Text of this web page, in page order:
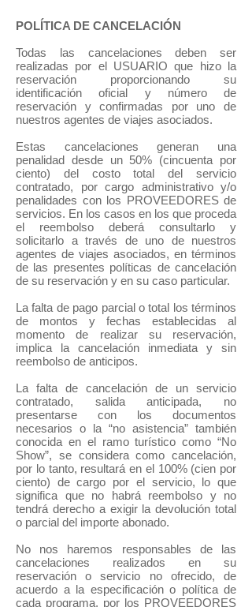
POLÍTICA DE CANCELACIÓN
Todas las cancelaciones deben ser
realizadas por el USUARIO que hizo la
reservación proporcionando su
identificación oficial y número de
reservación y confirmadas por uno de
nuestros agentes de viajes asociados.
Estas cancelaciones generan una
penalidad desde un 50% (cincuenta por
ciento) del costo total del servicio
contratado, por cargo administrativo y/o
penalidades con los PROVEEDORES de
servicios. En los casos en los que proceda
el reembolso deberá consultarlo y
solicitarlo a través de uno de nuestros
agentes de viajes asociados, en términos
de las presentes políticas de cancelación
de su reservación y en su caso particular.
La falta de pago parcial o total los términos
de montos y fechas establecidas al
momento de realizar su reservación,
implica la cancelación inmediata y sin
reembolso de anticipos.
La falta de cancelación de un servicio
contratado, salida anticipada, no
presentarse con los documentos
necesarios o la “no asistencia” también
conocida en el ramo turístico como “No
Show”, se considera como cancelación,
por lo tanto, resultará en el 100% (cien por
ciento) de cargo por el servicio, lo que
significa que no habrá reembolso y no
tendrá derecho a exigir la devolución total
o parcial del importe abonado.
No nos haremos responsables de las
cancelaciones realizados en su
reservación o servicio no ofrecido, de
acuerdo a la especificación o política de
cada programa, por los PROVEEDORES